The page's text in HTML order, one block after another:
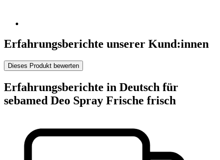
Erfahrungsberichte unserer Kund:innen
Dieses Produkt bewerten
Erfahrungsberichte in Deutsch für
sebamed Deo Spray Frische frisch